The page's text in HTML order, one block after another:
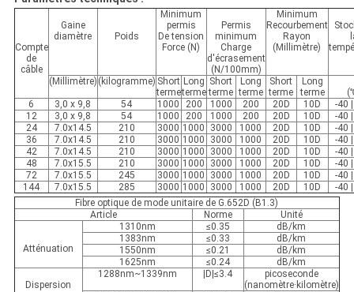
Compte
de
câble
Gaine
diamètre
Poids
Minimum
permis
De tension
Force (N)
Permis
minimum
Charge
d'écrasement
(N/100mm)
Minimum
Recourbement
Rayon
(Millimètre)
(Millimètre) (kilogramme) Short
terme
Long
terme
Short
terme
Long
terme
Short
terme
Long
terme
6
3,0 x 9,8 54 1000 200 1000 200 20D 10D
-40
12
3,0 x 9,8 54 1000 200 1000 200 20D 10D
-40
24
7.0x14.5 210 3000 1000 3000 1000 20D 10D
-40
36
7.0x14.5 210 3000 1000 3000 1000 20D 10D
-40
42
7.0x14.5 210 3000 1000 3000 1000 20D 10D
-40
48
7.0x15.5 210 3000 1000 3000 1000 20D 10D
-40
72
7.0x15.5 245 3000 1000 3000 1000 20D 10D
-40
144
7.0x15.5 285 3000 1000 3000 1000 20D 10D
-40
Fibre optique de mode unitaire de G.652D (B1.3)
Article
Norme Unité
Atténuation
1310nm ≤0.35
dB/km
1383nm
≤0.33
dB/km
1550nm
≤0.21
dB/km
1625nm
≤0.24 dB/km
Dispersion
1288nm~1339nm |D|≤3.4
picoseconde
(nanomètre·kilomètre)